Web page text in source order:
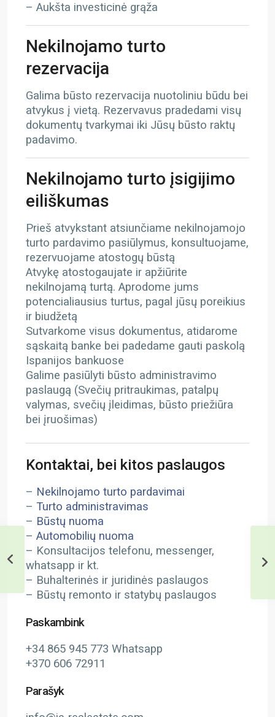
– Aukšta investicinė grąža
Nekilnojamo turto
rezervacija
Galima būsto rezervacija nuotoliniu būdu bei
atvykus į vietą. Rezervavus pradedami visų
dokumentų tvarkymai iki Jūsų būsto raktų
padavimo.
Nekilnojamo turto įsigijimo
eiliškumas
Prieš atvykstant atsiunčiame nekilnojamojo
turto pardavimo pasiūlymus, konsultuojame,
rezervuojame atostogų būstą
Atvykę atostogaujate ir apžiūrite
nekilnojamą turtą. Aprodome jums
potencialiausius turtus, pagal jūsų poreikius
ir biudžetą
Sutvarkome visus dokumentus, atidarome
sąskaitą banke bei padedame gauti paskolą
Ispanijos bankuose
Galime pasiūlyti būsto administravimo
paslaugą (Svečių pritraukimas, patalpų
valymas, svečių įleidimas, būsto priežiūra
bei įruošimas)
Kontaktai, bei kitos paslaugos
– Nekilnojamo turto pardavimai
– Turto administravimas
– Būstų nuoma
– Automobilių nuoma
– Konsultacijos telefonu, messenger,
whatsapp ir kt.
– Buhalterinės ir juridinės paslaugos
– Būstų remonto ir statybų paslaugos
Paskambink
+34 865 945 773 Whatsapp
+370 606 72911
Parašyk